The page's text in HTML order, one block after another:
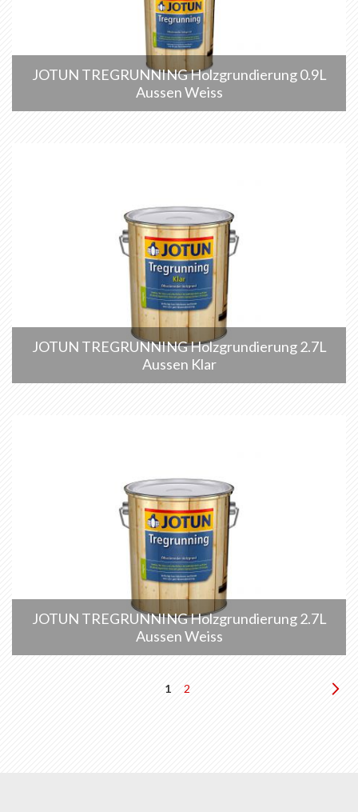
JOTUN TREGRUNNING Holzgrundierung 0.9L
Aussen Weiss
JOTUN TREGRUNNING Holzgrundierung 2.7L
Aussen Klar
JOTUN TREGRUNNING Holzgrundierung 2.7L
Aussen Weiss
Seite
Sie
1 Seite
2